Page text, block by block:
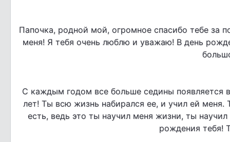
Папочка, родной мой, огромное спасибо тебе за
меня! Я тебя очень люблю и уважаю! В день
С каждым годом все больше седины появляется
лет! Ты всю жизнь набирался ее, и учил ей
есть, ведь это ты научил меня жизни, ты
рождения тебя!